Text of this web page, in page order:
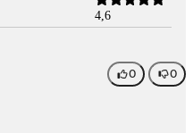
4,6
0 0